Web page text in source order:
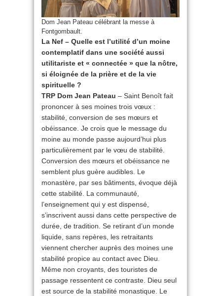
Dom Jean Pateau célébrant la messe à
Fontgombault.
La Nef – Quelle est l’utilité d’un moine
contemplatif dans une société aussi
utilitariste et « connectée » que la nôtre,
si éloignée de la prière et de la vie
spirituelle ?
TRP Dom Jean Pateau – Saint Benoît fait
prononcer à ses moines trois vœux :
stabilité, conversion de ses mœurs et
obéissance. Je crois que le message du
moine au monde passe aujourd’hui plus
particulièrement par le vœu de stabilité.
Conversion des mœurs et obéissance ne
semblent plus guère audibles. Le
monastère, par ses bâtiments, évoque déjà
cette stabilité. La communauté,
l’enseignement qui y est dispensé,
s’inscrivent aussi dans cette perspective de
durée, de tradition. Se retirant d’un monde
liquide, sans repères, les retraitants
viennent chercher auprès des moines une
stabilité propice au contact avec Dieu.
Même non croyants, des touristes de
passage ressentent ce contraste. Dieu seul
est source de la stabilité monastique. Le